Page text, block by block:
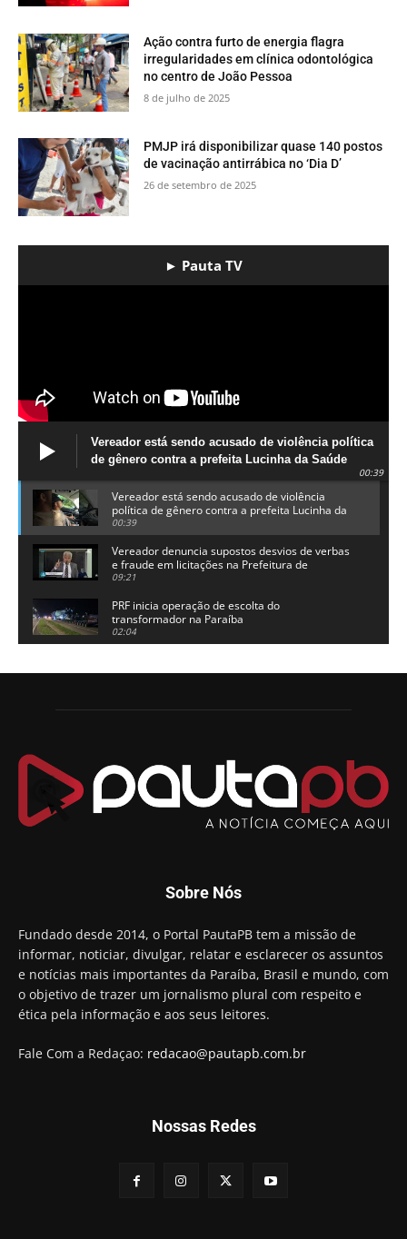
Ação contra furto de energia flagra
irregularidades em clínica odontológica
no centro de João Pessoa
8 de julho de 2025
PMJP irá disponibilizar quase 140 postos
de vacinação antirrábica no ‘Dia D’
26 de setembro de 2025
► Pauta TV
Vereador está sendo acusado de violência política
de gênero contra a prefeita Lucinha da Saúde
00:39
Vereador está sendo acusado de violência
política de gênero contra a prefeita Lucinha da
Saúde
00:39
Vereador denuncia supostos desvios de verbas
e fraude em licitações na Prefeitura de
Alhandra
09:21
PRF inicia operação de escolta do
transformador na Paraíba
02:04
candidatura a governador da Paraíba
Chapa dos sonhos: Cícero agradece a Galdino,
Arthur Lira parabeniza Karla Pimentel por sua
reeleição em Conde
00:23
Aguinaldo Ribeiro destaca apoio do PP a Hugo
preso e faz vídeo na cadeia
Hugo Motta retira projeto que permitia bancos
"confiscar" dinheiro de clientes
01:49
Descaso da gestão Panta deixa crianças e
professoras 'ilhadas' em creche
00:16
Sobre Nós
Fundado desde 2014, o Portal PautaPB tem a missão de
informar, noticiar, divulgar, relatar e esclarecer os assuntos
e notícias mais importantes da Paraíba, Brasil e mundo, com
o objetivo de trazer um jornalismo plural com respeito e
ética pela informação e aos seus leitores.
Fale Com a Redaçao: redacao@pautapb.com.br
Nossas Redes